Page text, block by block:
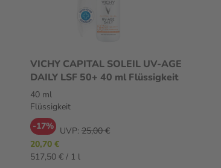
VICHY CAPITAL SOLEIL UV-AGE
DAILY LSF 50+ 40 ml Flüssigkeit
40 ml
Flüssigkeit
-17%
UVP: 25,00 €
20,70 €
517,50 € / 1 l